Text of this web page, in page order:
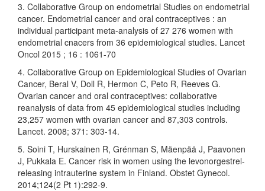
3. Collaborative Group on endometrial Studies on endometrial
cancer. Endometrial cancer and oral contraceptives : an
individual participant meta-analysis of 27 276 women with
endometrial cnacers from 36 epidemiological studies. Lancet
Oncol 2015 ; 16 : 1061-70
4. Collaborative Group on Epidemiological Studies of Ovarian
Cancer, Beral V, Doll R, Hermon C, Peto R, Reeves G.
Ovarian cancer and oral contraceptives: collaborative
reanalysis of data from 45 epidemiological studies including
23,257 women with ovarian cancer and 87,303 controls.
Lancet. 2008; 371: 303-14.
5. Soini T, Hurskainen R, Grénman S, Mäenpää J, Paavonen
J, Pukkala E. Cancer risk in women using the levonorgestrel-
releasing intrauterine system in Finland. Obstet Gynecol.
2014;124(2 Pt 1):292-9.